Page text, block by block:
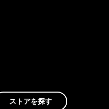
ストアを探す